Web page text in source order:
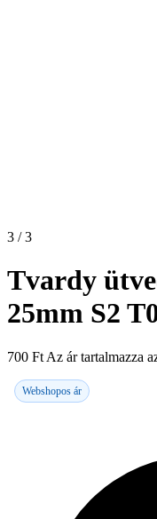
3 / 3
Tvardy
25mm S2
700 Ft Az ár tartalmazza
Webshopos ár